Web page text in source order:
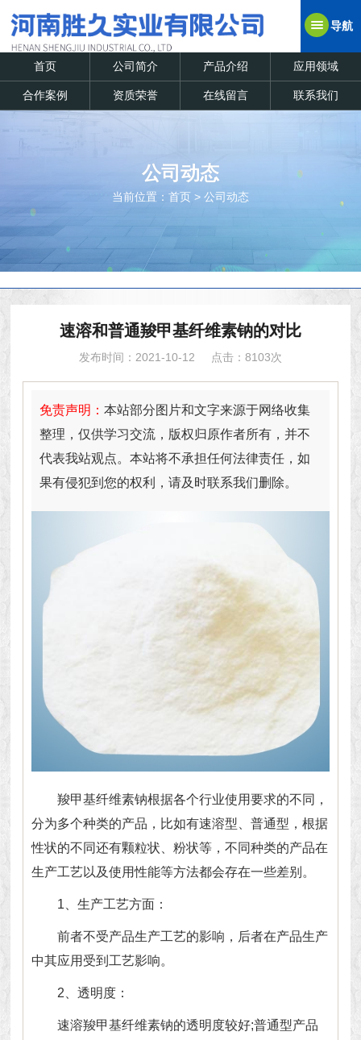
导航
首页 公司简介 产品介绍 应用领域
合作案例 资质荣誉 在线留言 联系我们
公司动态
当前位置： 首页 > 公司动态
速溶和普通羧甲基纤维素钠的对比
发布时间：2021-10-12 点击：8103次
免责声明：本站部分图片和文字来源于网络收集
整理，仅供学习交流，版权归原作者所有，并不
代表我站观点。本站将不承担任何法律责任，如
果有侵犯到您的权利，请及时联系我们删除。
羧甲基纤维素钠根据各个行业使用要求的不同，
分为多个种类的产品，比如有速溶型、普通型，根据
性状的不同还有颗粒状、粉状等，不同种类的产品在
生产工艺以及使用性能等方法都会存在一些差别。
1、生产工艺方面：
前者不受产品生产工艺的影响，后者在产品生产
中其应用受到工艺影响。
2、透明度：
速溶羧甲基纤维素钠的透明度较好;普通型产品